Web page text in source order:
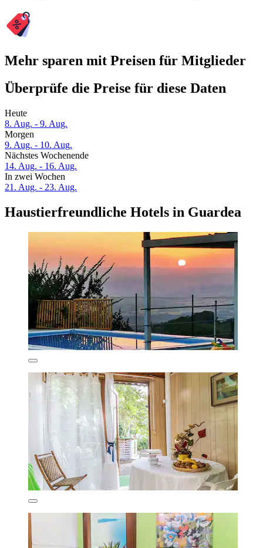
Mehr sparen mit Preisen für Mitglieder
Überprüfe die Preise für diese Daten
Heute
8. Aug. - 9. Aug.
Morgen
9. Aug. - 10. Aug.
Nächstes Wochenende
14. Aug. - 16. Aug.
In zwei Wochen
21. Aug. - 23. Aug.
Haustierfreundliche Hotels in Guardea